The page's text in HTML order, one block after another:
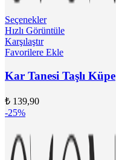
Seçenekler
Hızlı Görüntüle
Karşılaştır
Favorilere Ekle
Kar Tanesi Taşlı Küpe
₺ 139,90
-25%